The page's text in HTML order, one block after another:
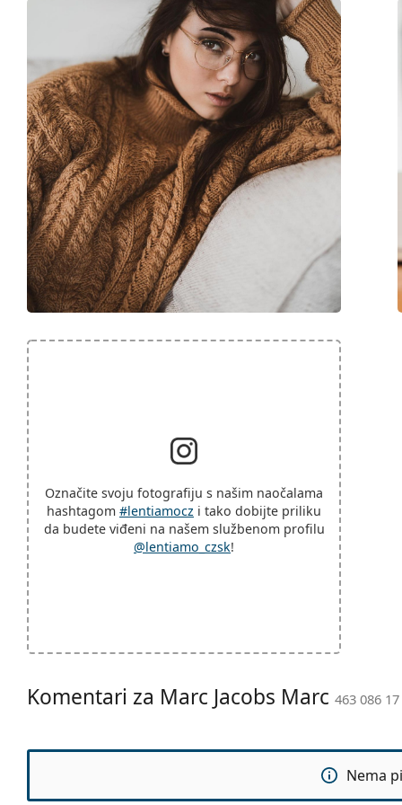
Označite svoju fotografiju s našim naočalama
hashtagom #lentiamocz i tako dobijte priliku
da budete viđeni na našem službenom profilu
@lentiamo_czsk!
Komentari za Marc Jacobs Marc 463 086
Nema